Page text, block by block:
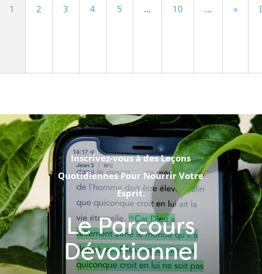
1 2 3 4 5 … 10 … »
Inscrivez-vous à des Leçons
Quotidiennes Pour Nourrir Votre
Esprit.
Le Parcours
Dévotionnel